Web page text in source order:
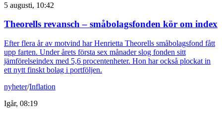
5 augusti, 10:42
Theorells revansch – småbolagsfonden kör om index
Efter flera år av motvind har Henrietta Theorells småbolagsfond fått
upp farten. Under årets första sex månader slog fonden sitt
jämförelseindex med 5,6 procentenheter. Hon har också plockat in
ett nytt finskt bolag i portföljen.
nyheter/Inflation
Igår, 08:19